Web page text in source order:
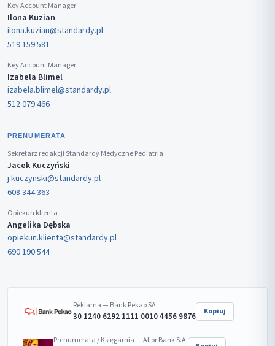
Key Account Manager
Ilona Kuzian
ilona.kuzian@standardy.pl
519 159 581
Key Account Manager
Izabela Blimel
izabela.blimel@standardy.pl
512 079 466
PRENUMERATA
Sekretarz redakcji Standardy Medyczne Pediatria
Jacek Kuczyński
j.kuczynski@standardy.pl
608 344 363
Opiekun klienta
Angelika Dębska
opiekun.klienta@standardy.pl
690 190 544
Reklama — Bank Pekao SA
30 1240 6292 1111 0010 4456 9876 Kopiuj
Prenumerata / Księgarnia — Alior Bank S.A.